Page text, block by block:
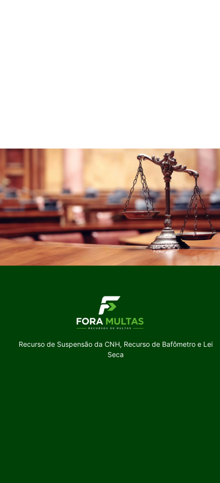
Recurso de Suspensão da CNH, Recurso de Bafômetro e Lei
Seca